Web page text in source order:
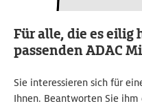
Für alle, die es eilig
passenden ADAC
Sie interessieren sich für
Ihnen. Beantworten Sie